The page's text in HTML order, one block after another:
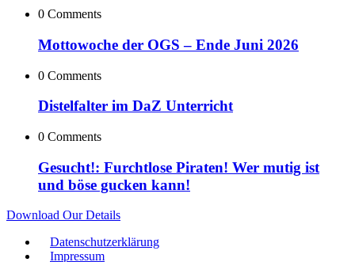
0 Comments
Mottowoche der OGS – Ende Juni 2026
0 Comments
Distelfalter im DaZ Unterricht
0 Comments
Gesucht!: Furchtlose Piraten! Wer mutig ist
und böse gucken kann!
Download Our Details
Datenschutzerklärung
Impressum